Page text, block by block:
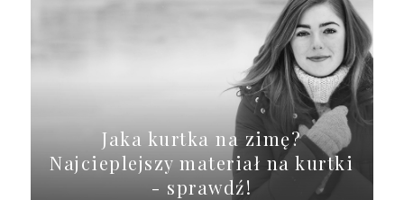
Jaka kurtka na zimę?
Najcieplejszy materiał na kurtki
- sprawdź!